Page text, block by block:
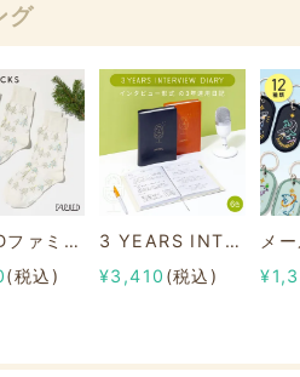
グ
FAPIEDファミリーソックスセット 総柄
(税込)
3 YEARS INTERVIEW DIARY
¥3,410 (税込)